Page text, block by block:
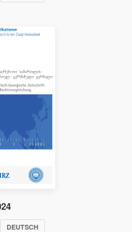
DEUTSCH